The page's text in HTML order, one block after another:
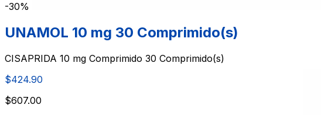
-30%
UNAMOL 10 mg 30 Comprimido(s)
CISAPRIDA 10 mg Comprimido 30 Comprimido(s)
$424.90
$607.00